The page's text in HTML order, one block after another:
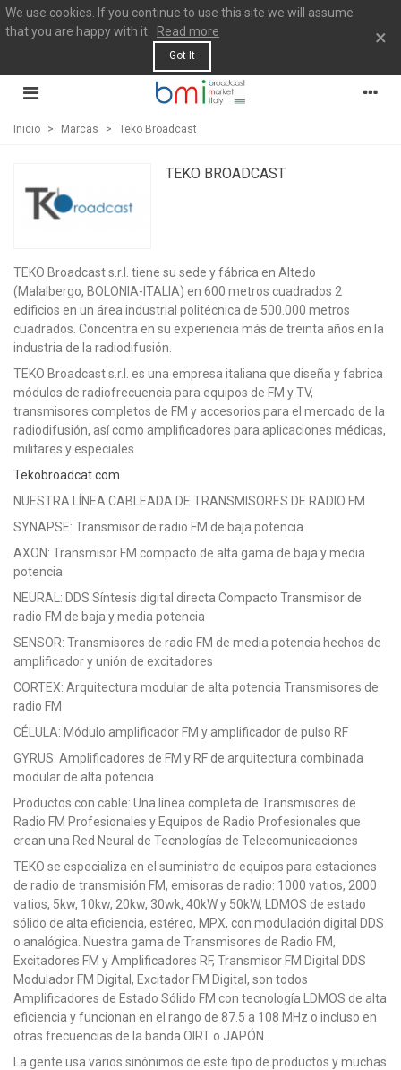
We use cookies. If you continue to use this site we will assume
that you are happy with it.
Read more
Got It
×
Inicio > Marcas > Teko Broadcast
TEKO BROADCAST
TEKO Broadcast s.r.l. tiene su sede y fábrica en Altedo
(Malalbergo, BOLONIA-ITALIA) en 600 metros cuadrados 2
edificios en un área industrial politécnica de 500.000 metros
cuadrados. Concentra en su experiencia más de treinta años en la
industria de la radiodifusión.
TEKO Broadcast s.r.l. es una empresa italiana que diseña y fabrica
módulos de radiofrecuencia para equipos de FM y TV,
transmisores completos de FM y accesorios para el mercado de la
radiodifusión, así como amplificadores para aplicaciones médicas,
militares y especiales.
Tekobroadcat.com
NUESTRA LÍNEA CABLEADA DE TRANSMISORES DE RADIO FM
SYNAPSE: Transmisor de radio FM de baja potencia
AXON: Transmisor FM compacto de alta gama de baja y media
potencia
NEURAL: DDS Síntesis digital directa Compacto Transmisor de
radio FM de baja y media potencia
SENSOR: Transmisores de radio FM de media potencia hechos de
amplificador y unión de excitadores
CORTEX: Arquitectura modular de alta potencia Transmisores de
radio FM
CÉLULA: Módulo amplificador FM y amplificador de pulso RF
GYRUS: Amplificadores de FM y RF de arquitectura combinada
modular de alta potencia
Productos con cable: Una línea completa de Transmisores de
Radio FM Profesionales y Equipos de Radio Profesionales que
crean una Red Neural de Tecnologías de Telecomunicaciones
TEKO se especializa en el suministro de equipos para estaciones
de radio de transmisión FM, emisoras de radio: 1000 vatios, 2000
vatios, 5kw, 10kw, 20kw, 30wk, 40kW y 50kW, LDMOS de estado
sólido de alta eficiencia, estéreo, MPX, con modulación digital DDS
o analógica. Nuestra gama de Transmisores de Radio FM,
Excitadores FM y Amplificadores RF, Transmisor FM Digital DDS
Modulador FM Digital, Excitador FM Digital, son todos
Amplificadores de Estado Sólido FM con tecnología LDMOS de alta
eficiencia y funcionan en el rango de 87.5 a 108 MHz o incluso en
otras frecuencias de la banda OIRT o JAPÓN.
La gente usa varios sinónimos de este tipo de productos y muchas